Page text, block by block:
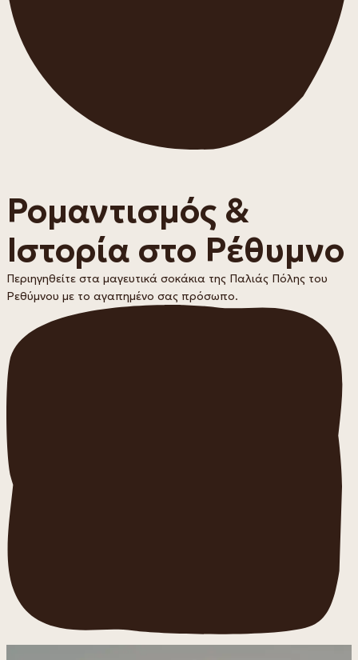
Ρομαντισμός &
Ιστορία στο Ρέθυμνο
Περιηγηθείτε στα μαγευτικά σοκάκια της Παλιάς Πόλης του
Ρεθύμνου με το αγαπημένο σας πρόσωπο.